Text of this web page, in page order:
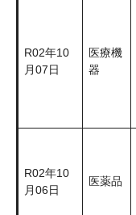
R02年10
月07日
医療機
器
R02年10
月06日
医薬品